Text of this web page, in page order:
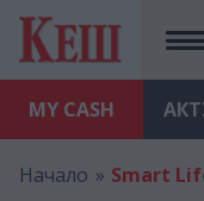
MY CASH
Начало Smart